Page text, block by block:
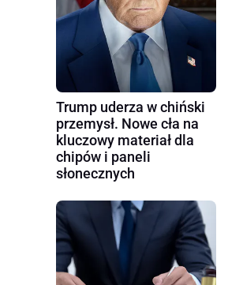
Trump uderza w chiński
przemysł. Nowe cła na
kluczowy materiał dla
chipów i paneli
słonecznych